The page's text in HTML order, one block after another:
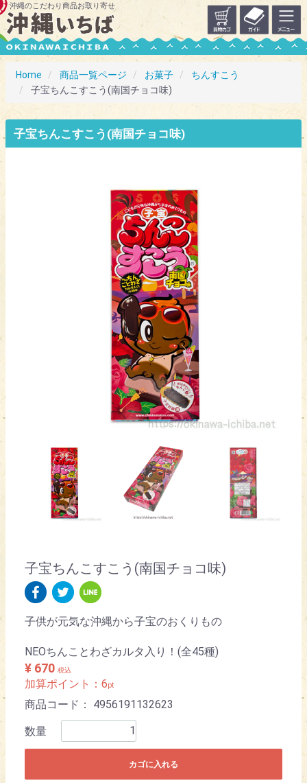
沖縄のこだわり商品お取り寄せ
Home 商品一覧ページ お菓子
ちんすこう
子宝ちんこすこう(南国チョコ味)
子宝ちんこすこう(南国チョコ味)
子宝ちんこすこう(南国チョコ味)
子供が元気な沖縄から子宝のおくりもの
NEOちんことわざカルタ入り！(全45種)
¥ 670 税込
加算ポイント： 6pt
商品コード： 4956191132623
数量
カゴに入れる